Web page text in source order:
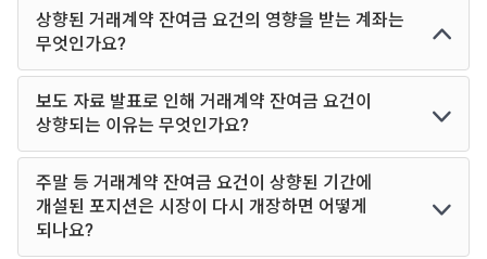
상향된 거래계약 잔여금 요건의 영향을 받는 계좌는
무엇인가요?
보도 자료 발표로 인해 거래계약 잔여금 요건이
상향되는 이유는 무엇인가요?
주말 등 거래계약 잔여금 요건이 상향된 기간에
개설된 포지션은 시장이 다시 개장하면 어떻게
되나요?